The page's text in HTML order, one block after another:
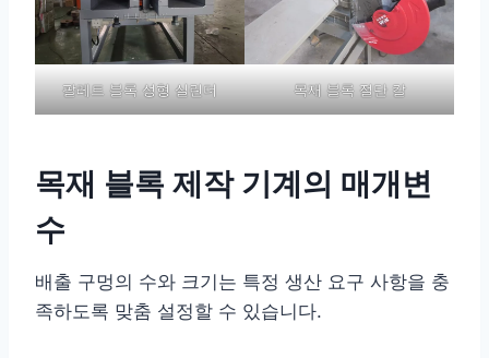
팔레트 블록 성형 실린더 목재 블록 절단 칼
목재 블록 제작 기계의 매개변
수
배출 구멍의 수와 크기는 특정 생산 요구 사항을 충
족하도록 맞춤 설정할 수 있습니다.